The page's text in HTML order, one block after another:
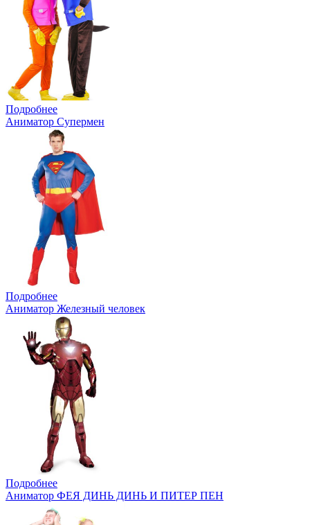
Подробнее
Аниматор Супермен
Подробнее
Аниматор Железный человек
Подробнее
Аниматор ФЕЯ ДИНЬ ДИНЬ И ПИТЕР ПЕН